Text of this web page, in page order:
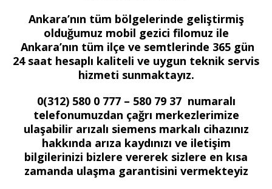
Ankara’nın tüm bölgelerinde geliştirmiş
olduğumuz mobil gezici filomuz ile
Ankara’nın tüm ilçe ve semtlerinde 365 gün
24 saat hesaplı kaliteli ve uygun teknik servis
hizmeti sunmaktayız.
0(312) 580 0 777 – 580 79 37 numaralı
telefonumuzdan çağrı merkezlerimize
ulaşabilir arızalı siemens markalı cihazınız
hakkında arıza kaydınızı ve iletişim
bilgilerinizi bizlere vererek sizlere en kısa
zamanda ulaşma garantisini vermekteyiz